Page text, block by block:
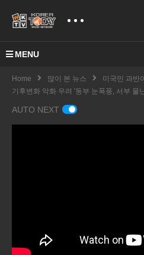
MENU
Home 많이 본 뉴스
미국민 과반
기후변화 악화 우려 '동부 눈폭풍, 서부 물
AUTO NEXT